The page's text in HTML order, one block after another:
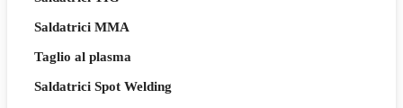
Saldatrici MMA
Taglio al plasma
Saldatrici Spot Welding